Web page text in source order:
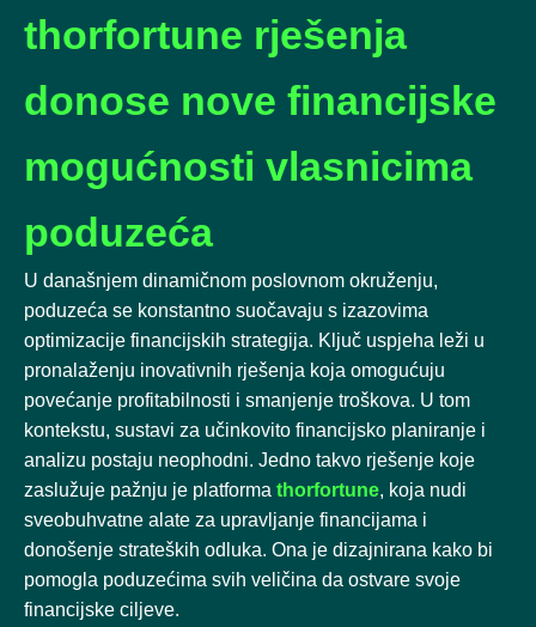
thorfortune rješenja
donose nove financijske
mogućnosti vlasnicima
poduzeća
U današnjem dinamičnom poslovnom okruženju,
poduzeća se konstantno suočavaju s izazovima
optimizacije financijskih strategija. Ključ uspjeha leži u
pronalaženju inovativnih rješenja koja omogućuju
povećanje profitabilnosti i smanjenje troškova. U tom
kontekstu, sustavi za učinkovito financijsko planiranje i
analizu postaju neophodni. Jedno takvo rješenje koje
zaslužuje pažnju je platforma thorfortune, koja nudi
sveobuhvatne alate za upravljanje financijama i
donošenje strateških odluka. Ona je dizajnirana kako bi
pomogla poduzećima svih veličina da ostvare svoje
financijske ciljeve.